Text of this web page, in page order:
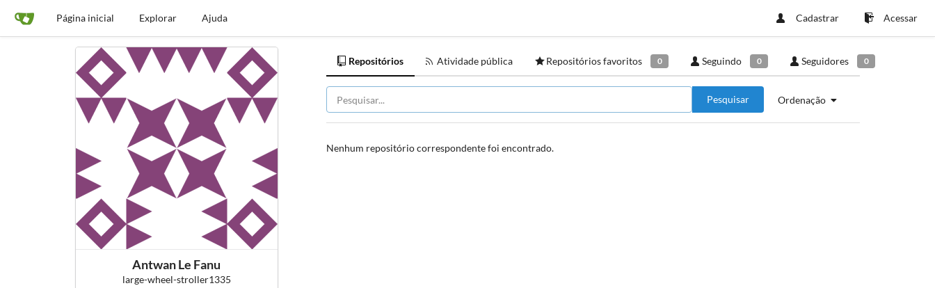
Página inicial Explorar Ajuda Cadastrar Acessar
Antwan Le Fanu
large-wheel-stroller1335
Repositórios Atividade pública Repositórios favoritos 0 Seguindo 0 Seguidores 0
Ordenação
Pesquisar
Nenhum repositório correspondente foi encontrado.